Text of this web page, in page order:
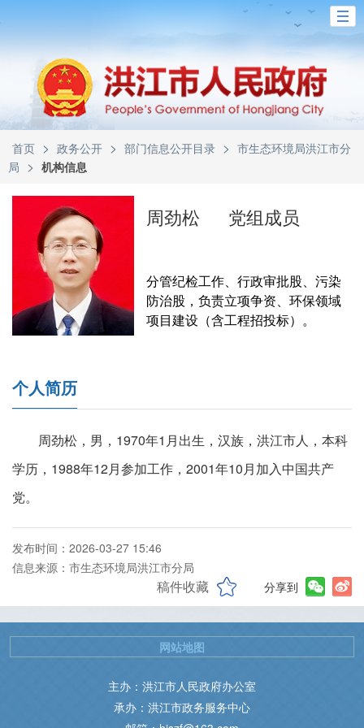
首页 > 政务公开 > 部门信息公开目录 > 市生态环境局洪江市分
局 > 机构信息
周劲松 党组成员
分管纪检工作、行政审批股、污染
防治股，负责立项争资、环保领域
项目建设（含工程招投标）。
个人简历
周劲松，男，1970年1月出生，汉族，洪江市人，本科
学历，1988年12月参加工作，2001年10月加入中国共产
党。
发布时间：2026-03-27 15:46
信息来源：市生态环境局洪江市分局
稿件收藏 分享到
主办：洪江市人民政府办公室
承办：洪江市政务服务中心
网站地图